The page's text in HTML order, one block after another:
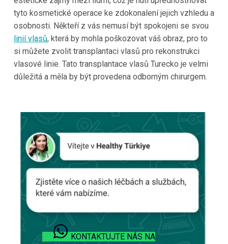
tyto kosmetické operace ke zdokonalení jejich vzhledu a
osobnosti. Někteří z vás nemusí být spokojeni se svou
linií vlasů, která by mohla poškozovat váš obraz, pro to
si můžete zvolit transplantaci vlasů pro rekonstrukci
vlasové linie. Tato transplantace vlasů Turecko je velmi
důležitá a měla by být provedena odborným chirurgem.
KONTAKTUJTE NÁS NA